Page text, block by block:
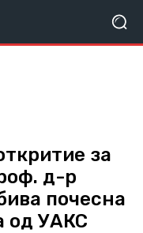
за
д-р
почесна
од УАКС